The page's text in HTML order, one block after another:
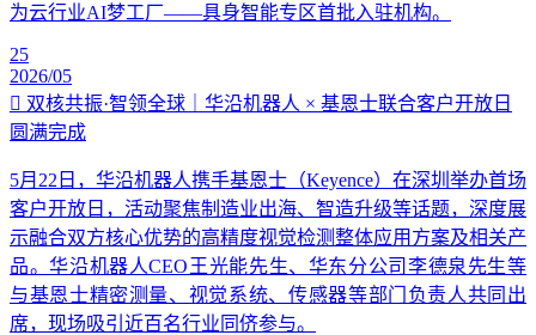
为云行业AI梦工厂——具身智能专区首批入驻机构。
25
2026/05
双核共振·智领全球｜华沿机器人 × 基恩士联合客户开放日
圆满完成
5月22日，华沿机器人携手基恩士（Keyence）在深圳举办首场
客户开放日，活动聚焦制造业出海、智造升级等话题，深度展
示融合双方核心优势的高精度视觉检测整体应用方案及相关产
品。华沿机器人CEO王光能先生、华东分公司李德泉先生等
与基恩士精密测量、视觉系统、传感器等部门负责人共同出
席，现场吸引近百名行业同侪参与。